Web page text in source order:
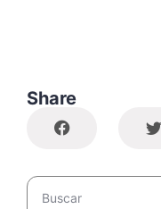
Share